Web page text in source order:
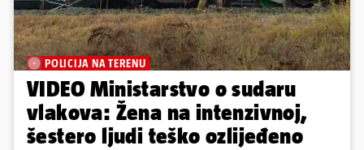
POLICIJA NA TERENU
VIDEO Ministarstvo o sudaru
vlakova: Žena na intenzivnoj,
šestero ljudi teško ozlijeđeno